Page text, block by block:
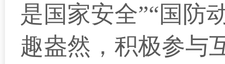
是国家安全”“国防
趣盎然，积极参与